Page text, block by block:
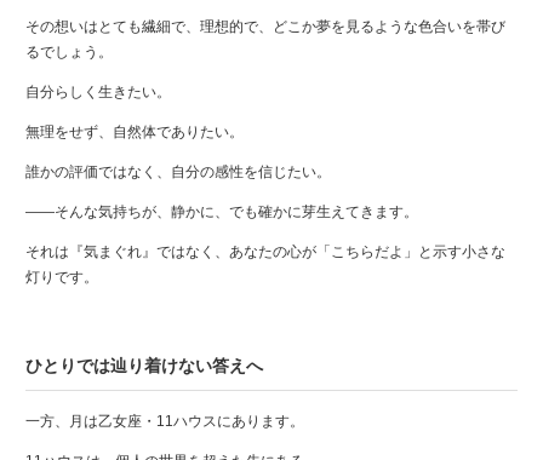
その想いはとても繊細で、理想的で、どこか夢を見るような色合いを帯び
るでしょう。
自分らしく生きたい。
無理をせず、自然体でありたい。
誰かの評価ではなく、自分の感性を信じたい。
――そんな気持ちが、静かに、でも確かに芽生えてきます。
それは『気まぐれ』ではなく、あなたの心が「こちらだよ」と示す小さな
灯りです。
ひとりでは辿り着けない答えへ
一方、月は乙女座・11ハウスにあります。